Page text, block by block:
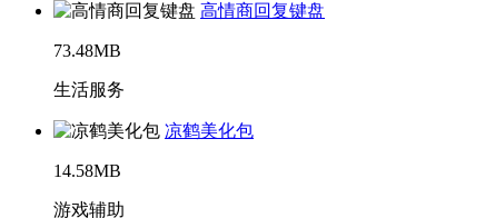
高情商回复键盘
73.48MB
生活服务
凉鹤美化包
14.58MB
游戏辅助